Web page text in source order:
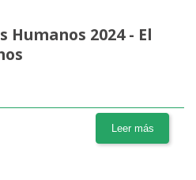
Humanos 2024 - El
Leer más